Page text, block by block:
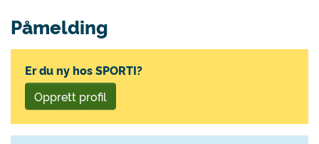
Påmelding
Er du ny hos SPORTI?
Opprett profil